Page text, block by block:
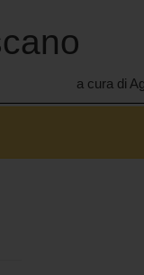
a cura di